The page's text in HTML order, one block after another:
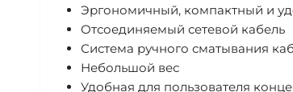
Эргономичный, компактный и
Отсоединяемый сетевой кабель
Система ручного сматывания
Небольшой вес
Удобная для пользователя